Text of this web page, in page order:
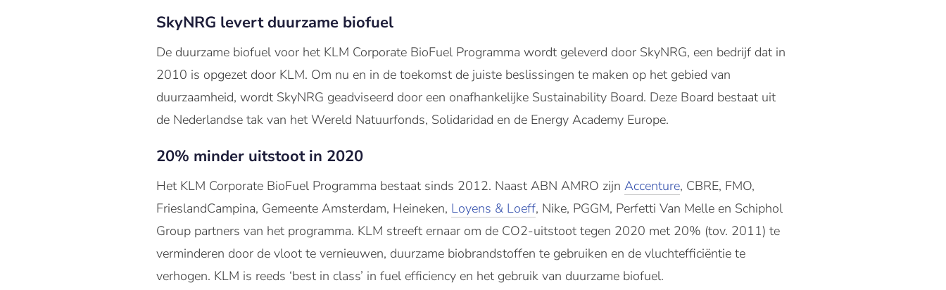
SkyNRG levert duurzame biofuel
De duurzame biofuel voor het KLM Corporate BioFuel Programma wordt geleverd door SkyNRG, een bedrijf dat in
2010 is opgezet door KLM. Om nu en in de toekomst de juiste beslissingen te maken op het gebied van
duurzaamheid, wordt SkyNRG geadviseerd door een onafhankelijke Sustainability Board. Deze Board bestaat uit
de Nederlandse tak van het Wereld Natuurfonds, Solidaridad en de Energy Academy Europe.
20% minder uitstoot in 2020
Het KLM Corporate BioFuel Programma bestaat sinds 2012. Naast ABN AMRO zijn Accenture, CBRE, FMO,
FrieslandCampina, Gemeente Amsterdam, Heineken, Loyens & Loeff, Nike, PGGM, Perfetti Van Melle en Schiphol
Group partners van het programma. KLM streeft ernaar om de CO2-uitstoot tegen 2020 met 20% (tov. 2011) te
verminderen door de vloot te vernieuwen, duurzame biobrandstoffen te gebruiken en de vluchtefficiëntie te
verhogen. KLM is reeds ‘best in class’ in fuel efficiency en het gebruik van duurzame biofuel.